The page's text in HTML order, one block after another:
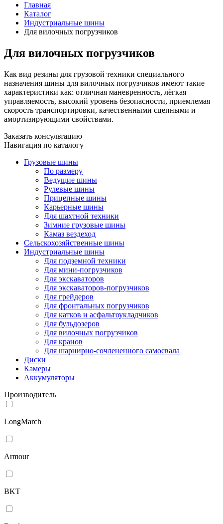
Главная
Каталог
Индустриальные шины
Для вилочных погрузчиков
Для вилочных погрузчиков
Как вид резины для грузовой техники специального
назначения шины для вилочных погрузчиков имеют такие
характеристики как: отличная маневренность, лёгкая
управляемость, высокий уровень безопасности, приемлемая
скорость транспортировки, качественными сцепными и
амортизирующими свойствами.
Заказать консультацию
Навигация по каталогу
Грузовые шины
По размеру
Ведущие шины
Рулевые шины
Прицепные шины
Карьерные шины
Для шахтной техники
Зимние грузовые шины
Камаз вездеход
Сельскохозяйственные шины
Индустриальные шины
Для подземной техники
Для мини-погрузчиков
Для экскаваторов
Для экскаваторов-погрузчиков
Для грейдеров
Для фронтальных погрузчиков
Для катков и асфальтоукладчиков
Для бульдозеров
Для вилочных погрузчиков
Для кранов
Для шарнирно-сочлененного самосвала
Диски
Камеры
Аккумуляторы
Производитель
LongMarch
Armour
BKT